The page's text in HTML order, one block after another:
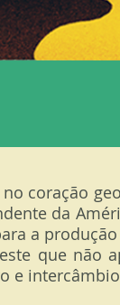
coração
da
a
que não
e